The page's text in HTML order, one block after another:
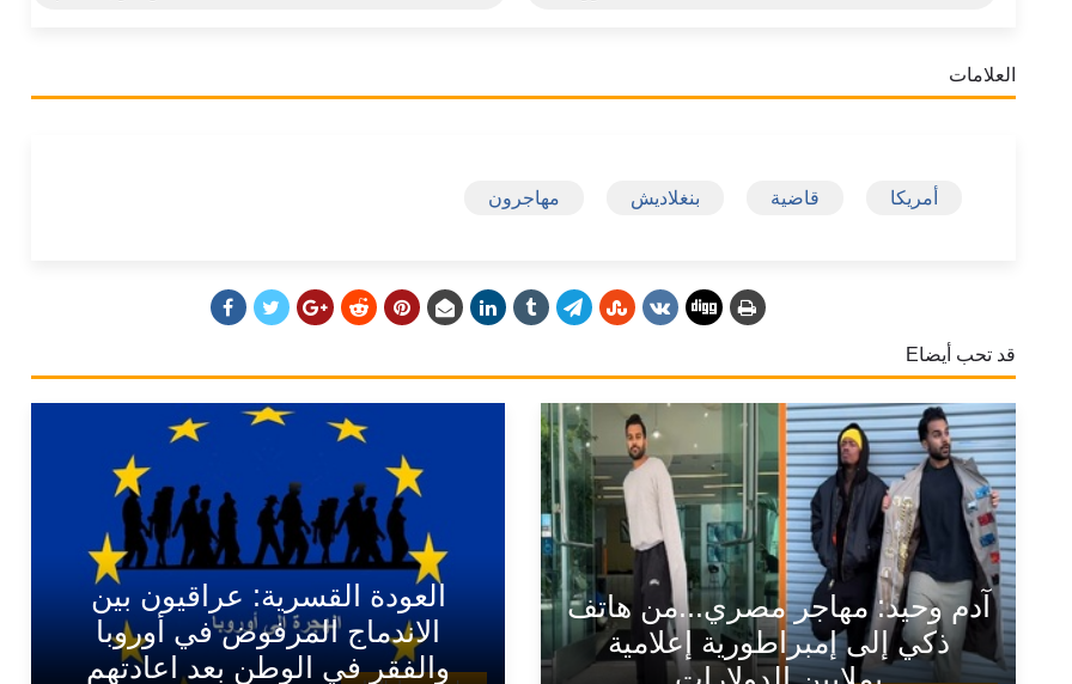
العلامات
أمريكا قاضية بنغلاديش مهاجرون
قد تحب أيضاE
آدم وحيد: مهاجر مصري...من هاتف
ذكي إلى إمبراطورية إعلامية
العودة القسرية: عراقيون بين
الاندماج المرفوض في أوروبا
والفقر في الوطن بعد اعادتهم